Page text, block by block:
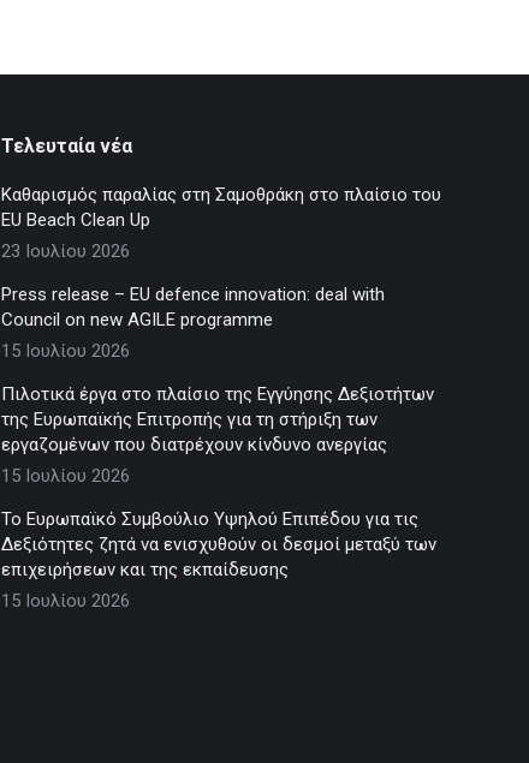
Τελευταία νέα
Καθαρισμός παραλίας στη Σαμοθράκη στο πλαίσιο του
EU Beach Clean Up
23 Ιουλίου 2026
Press release – EU defence innovation: deal with
Council on new AGILE programme
15 Ιουλίου 2026
Πιλοτικά έργα στο πλαίσιο της Εγγύησης Δεξιοτήτων
της Ευρωπαϊκής Επιτροπής για τη στήριξη των
εργαζομένων που διατρέχουν κίνδυνο ανεργίας
15 Ιουλίου 2026
Το Ευρωπαϊκό Συμβούλιο Υψηλού Επιπέδου για τις
Δεξιότητες ζητά να ενισχυθούν οι δεσμοί μεταξύ των
επιχειρήσεων και της εκπαίδευσης
15 Ιουλίου 2026